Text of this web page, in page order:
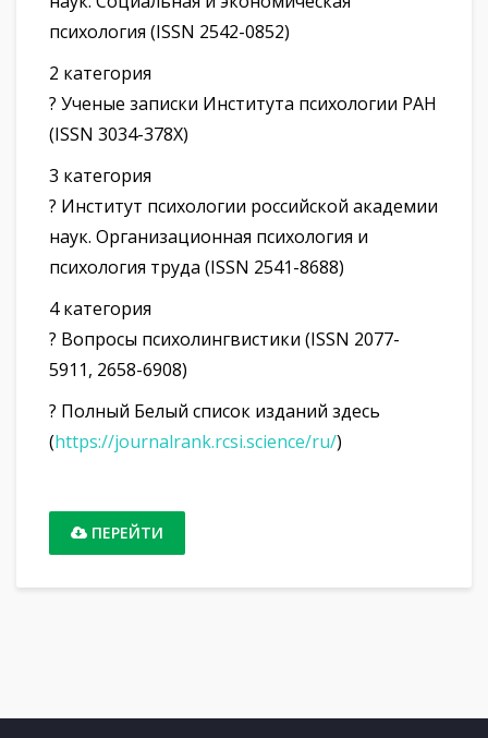
психология (ISSN 2542-0852)
2 категория
? Ученые записки Института психологии РАН
(ISSN 3034-378X)
3 категория
? Институт психологии российской академии
наук. Организационная психология и
психология труда (ISSN 2541-8688)
4 категория
? Вопросы психолингвистики (ISSN 2077-
5911, 2658-6908)
? Полный Белый список изданий здесь
(https://journalrank.rcsi.science/ru/)
ПЕРЕЙТИ